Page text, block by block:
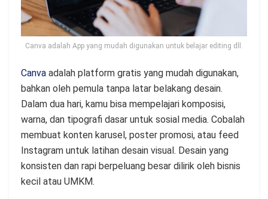
Canva adalah App yang mudah digunakan untuk belajar editing dll.
Canva adalah platform gratis yang mudah digunakan,
bahkan oleh pemula tanpa latar belakang desain.
Dalam dua hari, kamu bisa mempelajari komposisi,
warna, dan tipografi dasar untuk sosial media. Cobalah
membuat konten karusel, poster promosi, atau feed
Instagram untuk latihan desain visual. Desain yang
konsisten dan rapi berpeluang besar dilirik oleh bisnis
kecil atau UMKM.